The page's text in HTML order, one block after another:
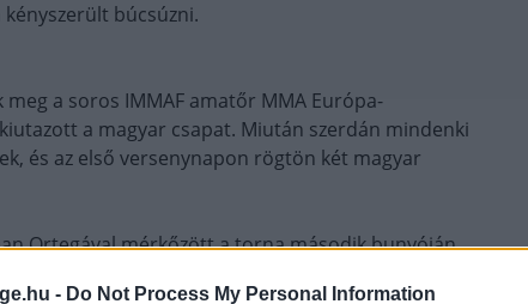
- Do Not Process My Personal Information
búcsúzni.
a soros IMMAF amatőr MMA Európa-
a magyar csapat. Miután szerdán mindenki
és az első versenynapon rögtön két magyar
Ortegával mérkőzött a torna második bunyóján.
1:46-nál.